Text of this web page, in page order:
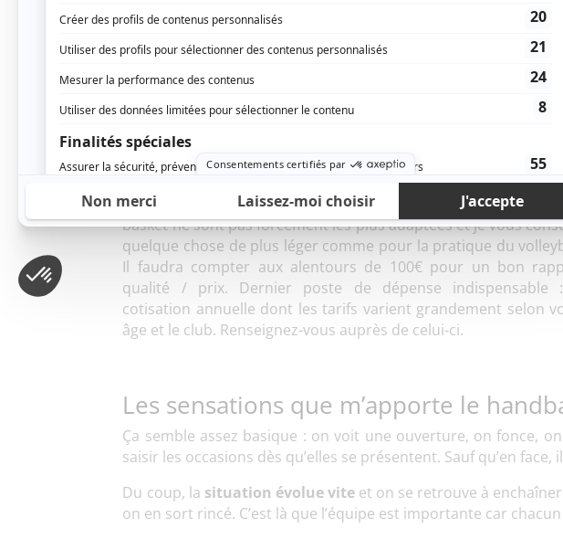
Le budget pour jouer au handball
La tenue est assez typique pour un sport de salle : un t-shirt et
short bien ajustés pour ne pas gêner dans les mouvements.
Si vous êtes gardien de but, il faudra plutôt privilégier
bandeau ou des bracelets-éponge peuvent être un plus.
Comptez donc dans les 30-70€ pour les vêtements. J’attire
attention sur l’importance d’être bien chaussé
. Les chaussures
basket ne sont pas forcément les plus adaptées et je vous
quelque chose de plus léger comme pour la pratique du
Il faudra compter aux alentours de 100€ pour un bon
qualité / prix. Dernier poste de dépense indispensable
cotisation annuelle dont les tarifs varient grandement selon
âge et le club. Renseignez-vous auprès de celui-ci.
Les sensations que m’apporte le
Ça semble assez basique : on voit une ouverture, on fonce,
saisir les occasions dès qu’elles se présentent. Sauf qu’en face,
Du coup, la situation évolue viteet on se retrouve à
on en sort rincé. C’est là que l’équipe est importante car